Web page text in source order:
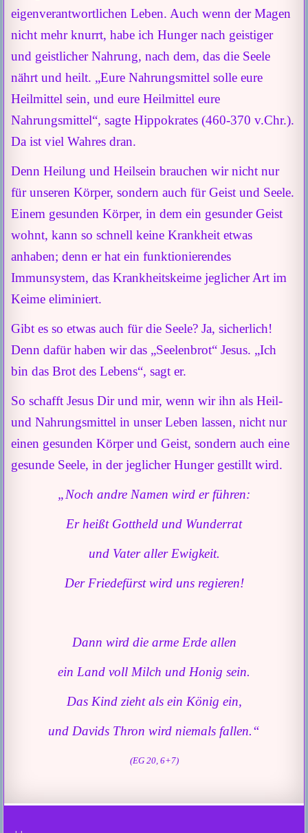
eigenverantwortlichen Leben. Auch wenn der Magen
nicht mehr knurrt, habe ich Hunger nach geistiger
und geistlicher Nahrung, nach dem, das die Seele
nährt und heilt. „Eure Nahrungsmittel solle eure
Heilmittel sein, und eure Heilmittel eure
Nahrungsmittel“, sagte Hippokrates (460-370 v.Chr.).
Da ist viel Wahres dran.
Denn Heilung und Heilsein brauchen wir nicht nur
für unseren Körper, sondern auch für Geist und Seele.
Einem gesunden Körper, in dem ein gesunder Geist
wohnt, kann so schnell keine Krankheit etwas
anhaben; denn er hat ein funktionierendes
Immunsystem, das Krankheitskeime jeglicher Art im
Keime eliminiert.
Gibt es so etwas auch für die Seele? Ja, sicherlich!
Denn dafür haben wir das „Seelenbrot“ Jesus. „Ich
bin das Brot des Lebens“, sagt er.
So schafft Jesus Dir und mir, wenn wir ihn als Heil-
und Nahrungsmittel in unser Leben lassen, nicht nur
einen gesunden Körper und Geist, sondern auch eine
gesunde Seele, in der jeglicher Hunger gestillt wird.
„Noch andre Namen wird er führen:
Er heißt Gottheld und Wunderrat
und Vater aller Ewigkeit.
Der Friedefürst wird uns regieren!
Dann wird die arme Erde allen
ein Land voll Milch und Honig sein.
Das Kind zieht als ein König ein,
und Davids Thron wird niemals fallen.“
(EG 20, 6+7)